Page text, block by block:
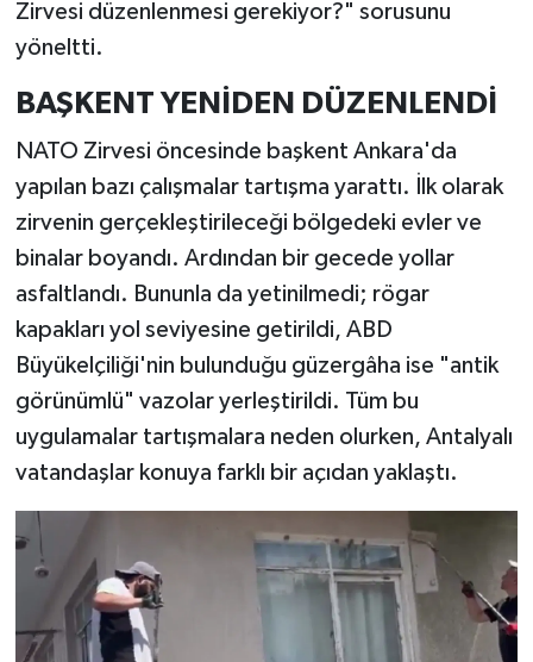
Zirvesi düzenlenmesi gerekiyor?" sorusunu
yöneltti.
BAŞKENT YENİDEN DÜZENLENDİ
NATO Zirvesi öncesinde başkent Ankara'da
yapılan bazı çalışmalar tartışma yarattı. İlk olarak
zirvenin gerçekleştirileceği bölgedeki evler ve
binalar boyandı. Ardından bir gecede yollar
asfaltlandı. Bununla da yetinilmedi; rögar
kapakları yol seviyesine getirildi, ABD
Büyükelçiliği'nin bulunduğu güzergâha ise "antik
görünümlü" vazolar yerleştirildi. Tüm bu
uygulamalar tartışmalara neden olurken, Antalyalı
vatandaşlar konuya farklı bir açıdan yaklaştı.